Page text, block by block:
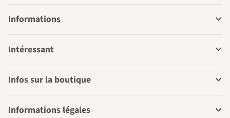
Informations
Intéressant
Infos sur la boutique
Informations légales